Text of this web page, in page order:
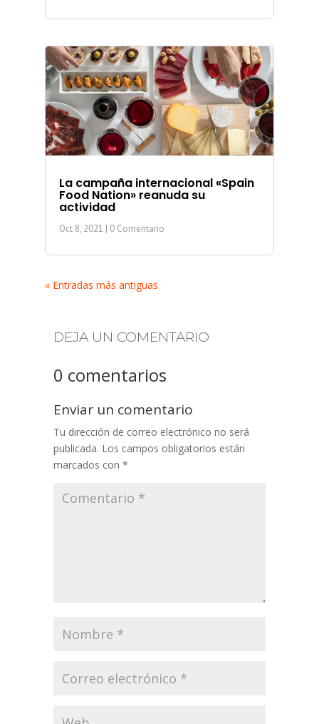
La campaña internacional «Spain
Food Nation» reanuda su
actividad
Oct 8, 2021 | 0 Comentario
« Entradas más antiguas
DEJA UN COMENTARIO
0 comentarios
Enviar un comentario
Tu dirección de correo electrónico no será
publicada. Los campos obligatorios están
marcados con *